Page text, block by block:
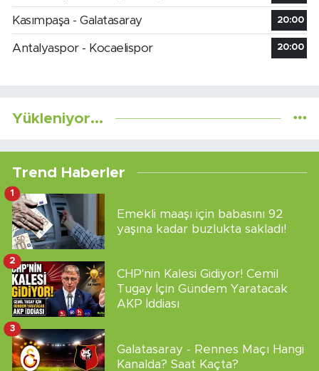
Kasımpaşa - Galatasaray 20:00
Antalyaspor - Kocaelispor 20:00
Yükleniyor...
Trend Haberler
Emekli maaşı için babasını 92
yaşına kadar buzlukta sakladı!
1
CHP'nin Kalesi Gidiyor! Cemil
Tugay İçin Gündem Yaratacak
AKP İddiası
2
Galatasaray - Rennes Maçı Hangi
Kanalda? Saat Kaçta?
3